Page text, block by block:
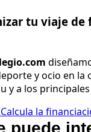
y ocio en la
y a los principales
Calcula la
puede
viaje de fin de